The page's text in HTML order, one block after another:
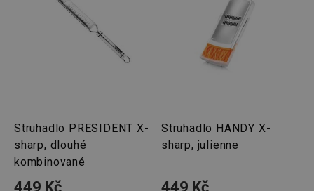
Struhadlo PRESIDENT X-
sharp, dlouhé
kombinované
449 Kč
Struhadlo HANDY X-
sharp, julienne
449 Kč